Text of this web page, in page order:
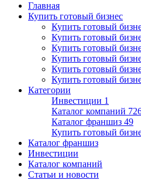
Главная
Купить готовый бизнес
Купить готовый
Купить готовый
Купить готовый
Купить готовый
Купить готовый
Купить готовый
Категории
Инвестиции 1
Каталог компаний
Каталог франшиз 49
Купить готовый
Каталог франшиз
Инвестиции
Каталог компаний
Статьи и новости